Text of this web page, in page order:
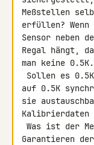
Meßstellen
erfüllen? Wenn
Sensor neben
Regal hängt,
man keine 0.5K.
auf 0.5K
sie
Kalibrierdaten
Garantieren